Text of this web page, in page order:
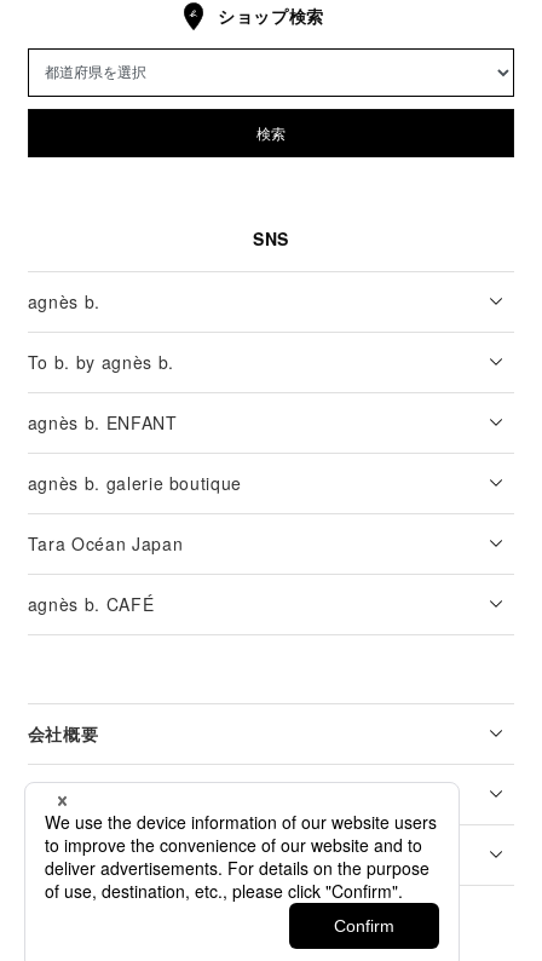
ショップ検索
検索
SNS
agnès b.
To b. by agnès b.
agnès b. ENFANT
agnès b. galerie boutique
Tara Océan Japan
agnès b. CAFÉ
会社概要
リーガル
カスタマーサービス